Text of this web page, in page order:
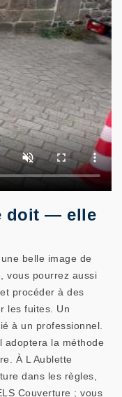
doit — elle
belle image de
vous pourrez aussi
procéder à des
les fuites. Un
à un professionnel.
adoptera la méthode
À L Aublette
dans les règles,
Couverture ; vous